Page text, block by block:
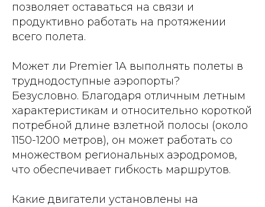
позволяет оставаться на связи и
продуктивно работать на протяжении
всего полета.
Может ли Premier 1A выполнять полеты в
труднодоступные аэропорты?
Безусловно. Благодаря отличным летным
характеристикам и относительно короткой
потребной длине взлетной полосы (около
1150-1200 метров), он может работать со
множеством региональных аэродромов,
что обеспечивает гибкость маршрутов.
Какие двигатели установлены на